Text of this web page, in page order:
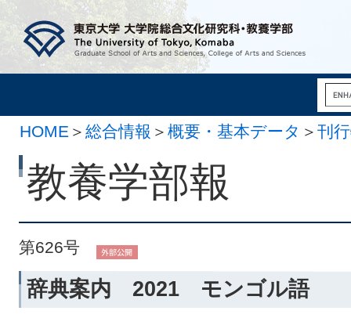
HOME ＞ 総合情報 ＞ 概要・基本データ ＞ 刊
月 1日）
教養学部報
第626号
辞典案内 2021 モンゴル語